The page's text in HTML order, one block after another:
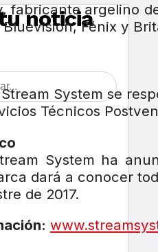
noticia
fabricante argelino
Fénix y
Stream System se
Técnicos
System ha
dará a conocer
de 2017.